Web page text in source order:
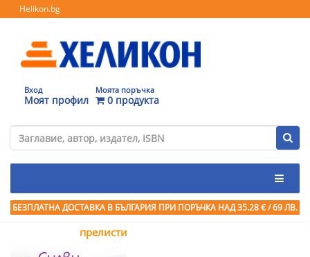
Helikon.bg
Вход
Моят профил
Моята поръчка
0 продукта
БЕЗПЛАТНА ДОСТАВКА В БЪЛГАРИЯ ПРИ ПОРЪЧКА НАД 35.28 € / 69 ЛВ.
прелисти